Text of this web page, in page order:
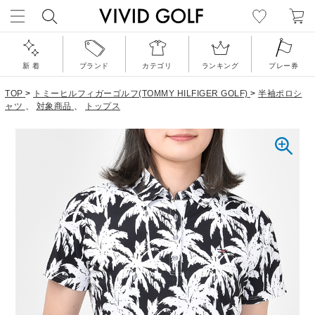
新 着 ブランド カテゴリ ランキング プレー券
TOP > トミーヒルフィガーゴルフ(TOMMY HILFIGER GOLF) > 半袖ポロシ
ャツ 、 対象商品 、 トップス